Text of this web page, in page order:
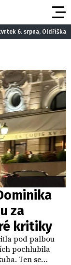
6. srpna, Oldřiška
za
kritiky
pod palbou
pochlubila
Ten se